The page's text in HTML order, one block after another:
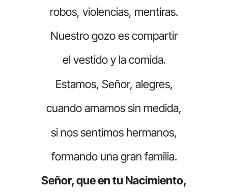
robos, violencias, mentiras.
Nuestro gozo es compartir
el vestido y la comida.
Estamos, Señor, alegres,
cuando amamos sin medida,
si nos sentimos hermanos,
formando una gran familia.
Señor, que en tu Nacimiento,